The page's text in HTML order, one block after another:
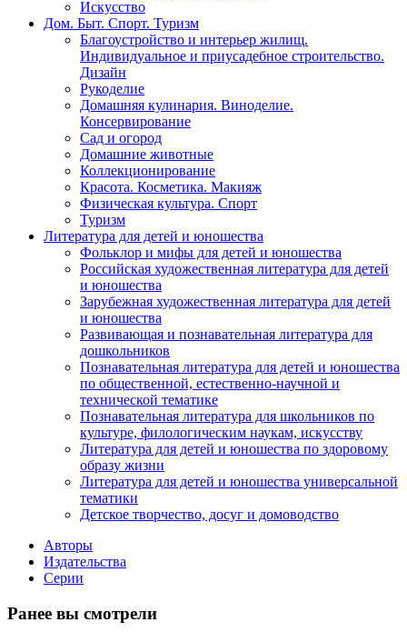
Искусство
Дом. Быт. Спорт. Туризм
Благоустройство и интерьер жилищ.
Индивидуальное и приусадебное строительство.
Дизайн
Рукоделие
Домашняя кулинария. Виноделие.
Консервирование
Сад и огород
Домашние животные
Коллекционирование
Красота. Косметика. Макияж
Физическая культура. Спорт
Туризм
Литература для детей и юношества
Фольклор и мифы для детей и юношества
Российская художественная литература для детей
и юношества
Зарубежная художественная литература для детей
и юношества
Развивающая и познавательная литература для
дошкольников
Познавательная литература для детей и юношества
по общественной, естественно-научной и
технической тематике
Познавательная литература для школьников по
культуре, филологическим наукам, искусству
Литература для детей и юношества по здоровому
образу жизни
Литература для детей и юношества универсальной
тематики
Детское творчество, досуг и домоводство
Авторы
Издательства
Серии
Ранее вы смотрели